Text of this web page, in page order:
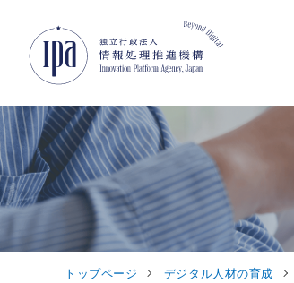
トップページ デジタル人材の育成